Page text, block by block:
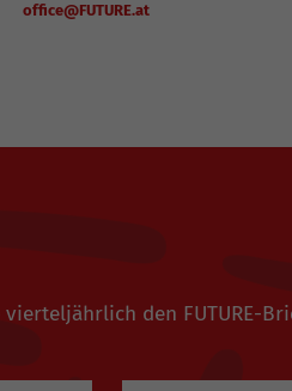
office@FUTURE.at
vierteljährlich den FUTURE-